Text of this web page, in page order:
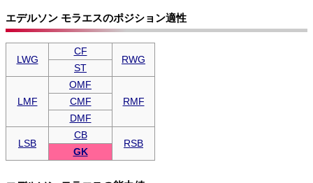
エデルソン モラエスのポジション適性
LWG
CF
RWG
ST
LMF
OMF
RMF
CMF
DMF
LSB
CB
RSB
GK